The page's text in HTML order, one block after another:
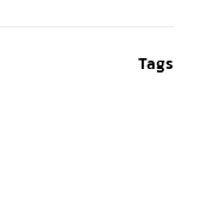
Tags